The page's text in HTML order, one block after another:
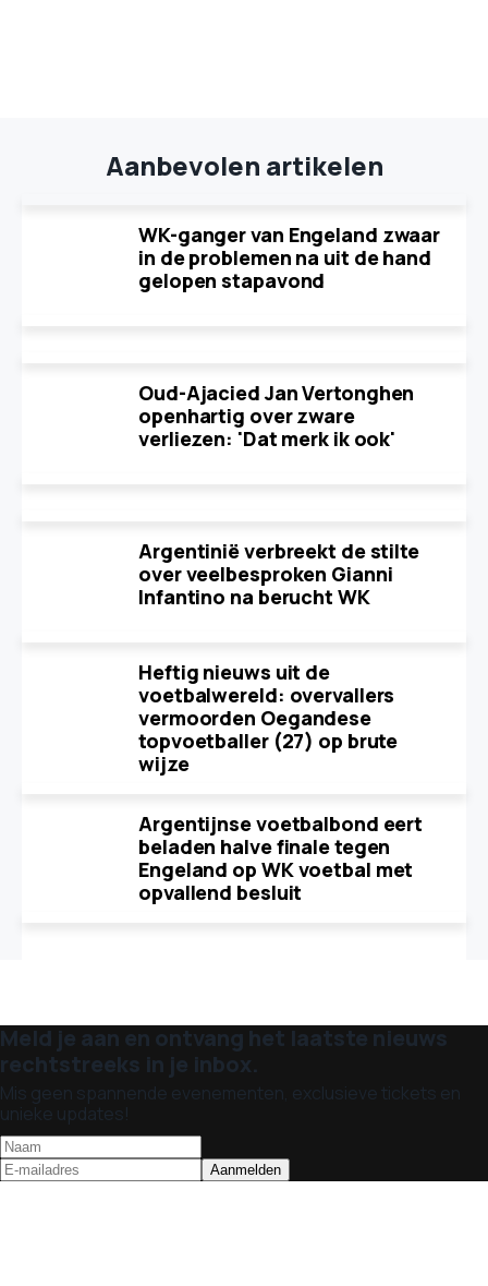
Aanbevolen artikelen
WK-ganger van Engeland zwaar
in de problemen na uit de hand
gelopen stapavond
Oud-Ajacied Jan Vertonghen
openhartig over zware
verliezen: 'Dat merk ik ook'
Argentinië verbreekt de stilte
over veelbesproken Gianni
Infantino na berucht WK
Heftig nieuws uit de
voetbalwereld: overvallers
vermoorden Oegandese
topvoetballer (27) op brute
wijze
Argentijnse voetbalbond eert
beladen halve finale tegen
Engeland op WK voetbal met
opvallend besluit
Meld je aan en ontvang het laatste nieuws
rechtstreeks in je inbox.
Mis geen spannende evenementen, exclusieve tickets en
unieke updates!